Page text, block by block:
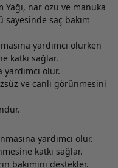
Yağı, nar özü ve manuka
saç bakım
yardımcı olurken
katkı sağlar.
yardımcı olur.
ve canlı görünmesini
yardımcı olur.
katkı sağlar.
bakımını destekler.